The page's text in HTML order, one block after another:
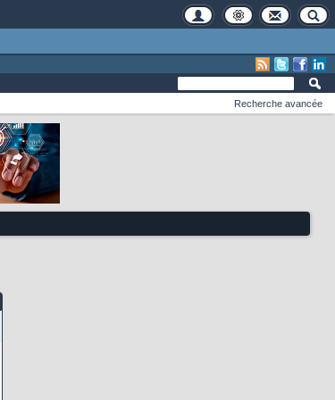
Recherche avancée